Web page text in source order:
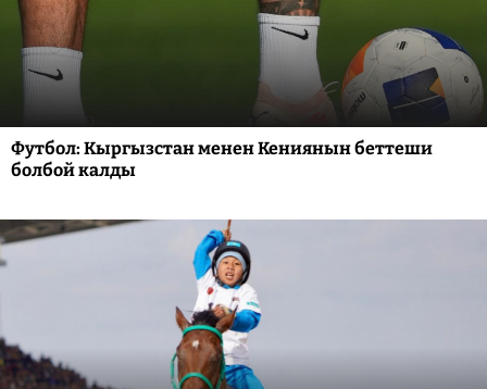
Футбол: Кыргызстан менен Кениянын беттеши
болбой калды